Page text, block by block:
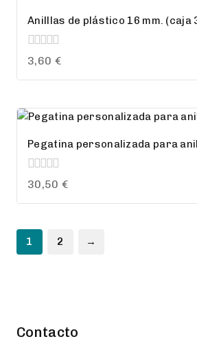
Anilllas de plástico 16 mm. (caja
0
out
of
3,60 €
Pegatina personalizada para
0
of
30,50 €
1 2 →
Contacto